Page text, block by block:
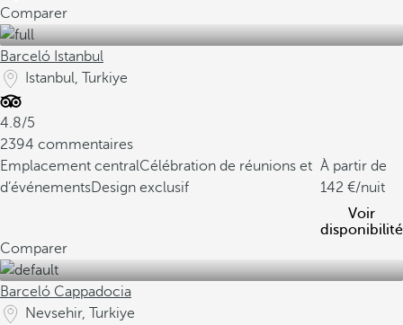
Comparer
Barceló Istanbul
Istanbul, Turkiye
4.8/5
2394 commentaires
Emplacement centralCélébration de réunions et
d’événementsDesign exclusif
À partir de
142
/nuit
Voir
disponibilité
Comparer
Barceló Cappadocia
Nevsehir, Turkiye